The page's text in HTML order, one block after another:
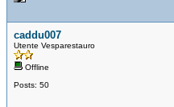
caddu007
Utente Vesparestauro
Offline
Posts: 50